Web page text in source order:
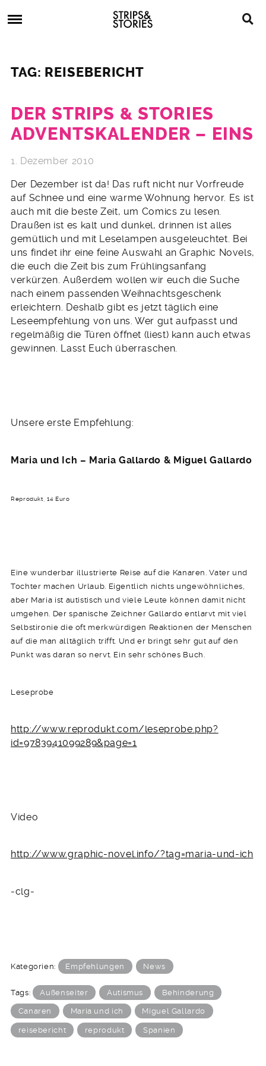
to
Strips
&
Stories
Comics,
TAG: REISEBERICHT
DER STRIPS & STORIES
ADVENTSKALENDER – EINS
1. Dezember 2010
Der Dezember ist da! Das ruft nicht nur Vorfreude
auf Schnee und eine warme Wohnung hervor. Es ist
auch mit die beste Zeit, um Comics zu lesen.
Draußen ist es kalt und dunkel, drinnen ist alles
gemütlich und mit Leselampen ausgeleuchtet. Bei
uns findet ihr eine feine Auswahl an Graphic Novels,
die euch die Zeit bis zum Frühlingsanfang
verkürzen. Außerdem wollen wir euch die Suche
nach einem passenden Weihnachtsgeschenk
erleichtern. Deshalb gibt es jetzt täglich eine
Leseempfehlung von uns. Wer gut aufpasst und
regelmäßig die Türen öffnet (liest) kann auch etwas
gewinnen. Lasst Euch überraschen.
Unsere erste Empfehlung:
Maria und Ich – Maria Gallardo & Miguel Gallardo
Reprodukt, 14 Euro
Eine wunderbar illustrierte Reise auf die Kanaren. Vater und
Tochter machen Urlaub. Eigentlich nichts ungewöhnliches,
aber Maria ist autistisch und viele Leute können damit nicht
umgehen. Der spanische Zeichner Gallardo entlarvt mit viel
Selbstironie die oft merkwürdigen Reaktionen der Menschen
auf die man alltäglich trifft. Und er bringt sehr gut auf den
Punkt was daran so nervt. Ein sehr schönes Buch.
Leseprobe
http://www.reprodukt.com/leseprobe.php?
id=9783941099289&page=1
Video
http://www.graphic-novel.info/?tag=maria-und-ich
-clg-
Kategorien: Empfehlungen News
Tags: Außenseiter Autismus Behinderung
Canaren Maria und ich Miguel Gallardo
reisebericht reprodukt Spanien